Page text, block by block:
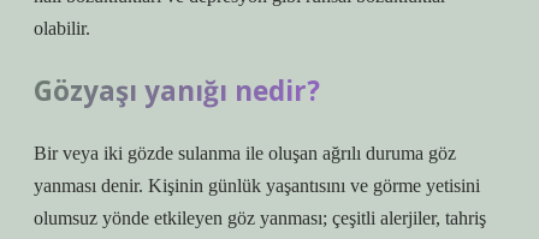
olabilir.
Gözyaşı yanığı nedir?
Bir veya iki gözde sulanma ile oluşan ağrılı duruma göz
yanması denir. Kişinin günlük yaşantısını ve görme yetisini
olumsuz yönde etkileyen göz yanması; çeşitli alerjiler, tahriş